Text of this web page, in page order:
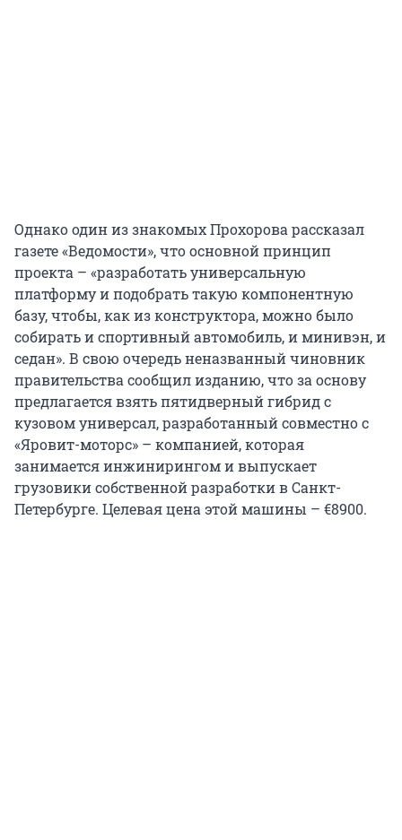
Однако один из знакомых Прохорова рассказал
газете «Ведомости», что основной принцип
проекта – «разработать универсальную
платформу и подобрать такую компонентную
базу, чтобы, как из конструктора, можно было
собирать и спортивный автомобиль, и минивэн, и
седан». В свою очередь неназванный чиновник
правительства сообщил изданию, что за основу
предлагается взять пятидверный гибрид с
кузовом универсал, разработанный совместно с
«Яровит-моторс» – компанией, которая
занимается инжинирингом и выпускает
грузовики собственной разработки в Санкт-
Петербурге. Целевая цена этой машины – €8900.